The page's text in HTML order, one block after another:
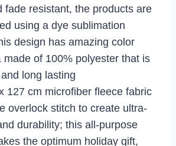
fade resistant, the products are
using a dye sublimation
design has amazing color
made of 100% polyester that is
long lasting
127 cm microfiber fleece fabric
overlock stitch to create ultra-
durability; this all-purpose
the optimum holiday gift,